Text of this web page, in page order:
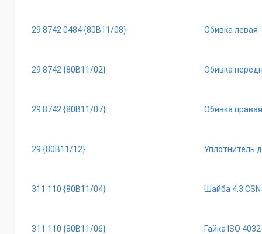
29 8742 0484 {80В11/08} Обивка левая
29 8742 {80В11/02} Обивка
29 8742 {80В11/07} Обивка правая
29 {80В11/12} Уплотнитель
311 110 {80В11/04} Шайба 4.3
311 110 {80В11/06} Гайка ISО